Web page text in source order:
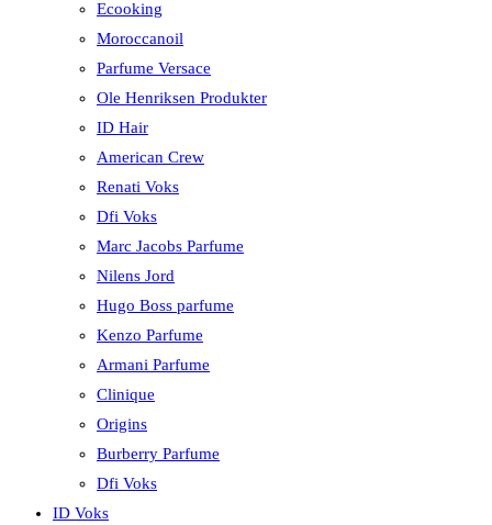
Ecooking
Moroccanoil
Parfume Versace
Ole Henriksen Produkter
ID Hair
American Crew
Renati Voks
Dfi Voks
Marc Jacobs Parfume
Nilens Jord
Hugo Boss parfume
Kenzo Parfume
Armani Parfume
Clinique
Origins
Burberry Parfume
Dfi Voks
ID Voks